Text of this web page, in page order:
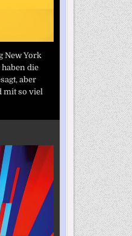
New York
die
aber
mit so viel